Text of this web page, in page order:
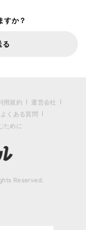
すか？
る
用規約
運営会社
よくある質問
ために
Reserved.